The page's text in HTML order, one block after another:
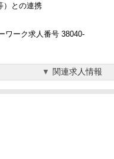
）との連携
ワーク求人番号 38040-
関連求人情報